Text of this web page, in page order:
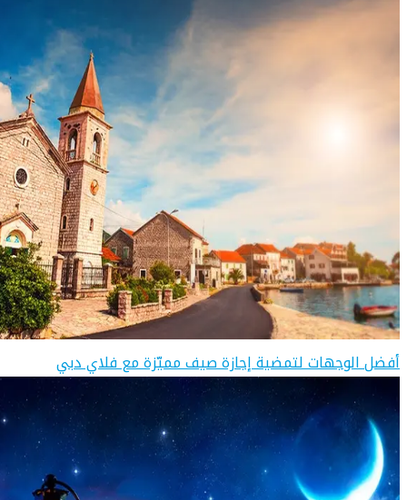
أفضل الوجهات لتمضية إجازة صيف مميّزة مع فلاي دبي